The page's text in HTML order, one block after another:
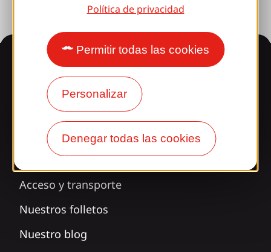
Política de privacidad
Permitir todas las cookies
Personalizar
Denegar todas las cookies
Información
¿Le sorprende nuestro
diseño?
Nuestros horarios
Acceso y transporte
Nuestros folletos
Nuestro blog